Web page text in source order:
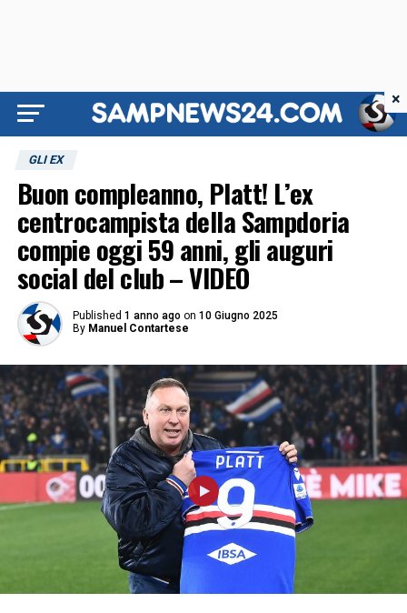
GLI EX
Buon compleanno, Platt! L’ex
centrocampista della Sampdoria
compie oggi 59 anni, gli auguri
social del club – VIDEO
Published 1 anno ago on 10 Giugno 2025
By Manuel Contartese
×